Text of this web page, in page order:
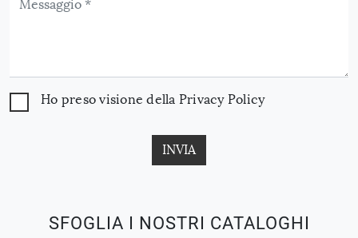
SFOGLIA I NOSTRI CATALOGHI
Ho preso visione della Privacy Policy
INVIA